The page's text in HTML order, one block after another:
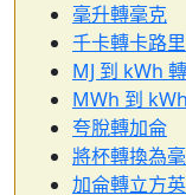
毫升轉毫克
千卡轉卡路
MJ 到 kWh
MWh 到
夸脫轉加侖
將杯轉換為
加侖轉立方